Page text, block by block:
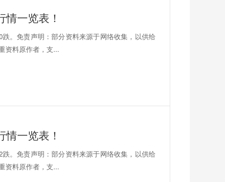
一览表！
。免责声明：部分资料来源于网络收集，以供给
资料原作者，支...
一览表！
。免责声明：部分资料来源于网络收集，以供给
资料原作者，支...